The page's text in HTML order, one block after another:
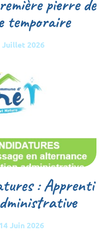
pierre de
temporaire
2026
: Apprenti
Juin 2026